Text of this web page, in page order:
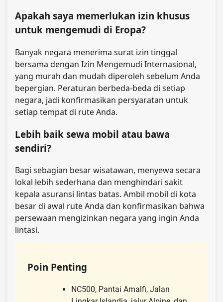
Apakah saya memerlukan izin khusus
untuk mengemudi di Eropa?
Banyak negara menerima surat izin tinggal
bersama dengan Izin Mengemudi Internasional,
yang murah dan mudah diperoleh sebelum Anda
bepergian. Peraturan berbeda-beda di setiap
negara, jadi konfirmasikan persyaratan untuk
setiap tempat di rute Anda.
Lebih baik sewa mobil atau bawa
sendiri?
Bagi sebagian besar wisatawan, menyewa secara
lokal lebih sederhana dan menghindari sakit
kepala asuransi lintas batas. Ambil mobil di kota
besar di awal rute Anda dan konfirmasikan bahwa
persewaan mengizinkan negara yang ingin Anda
lintasi.
Poin Penting
NC500, Pantai Amalfi, Jalan